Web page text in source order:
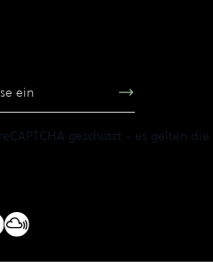
geschützt - es gelten die